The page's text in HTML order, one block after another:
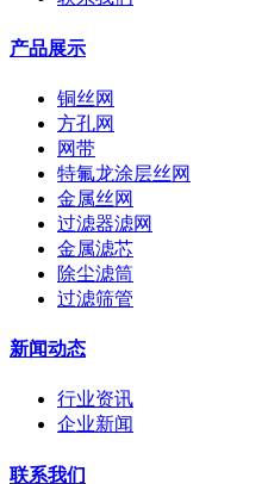
产品展示
铜丝网
方孔网
网带
特氟龙涂层丝网
金属丝网
过滤器滤网
金属滤芯
除尘滤筒
过滤筛管
新闻动态
行业资讯
企业新闻
联系我们